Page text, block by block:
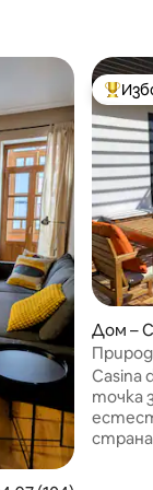
Най-
Дом –
La
Casina
точка